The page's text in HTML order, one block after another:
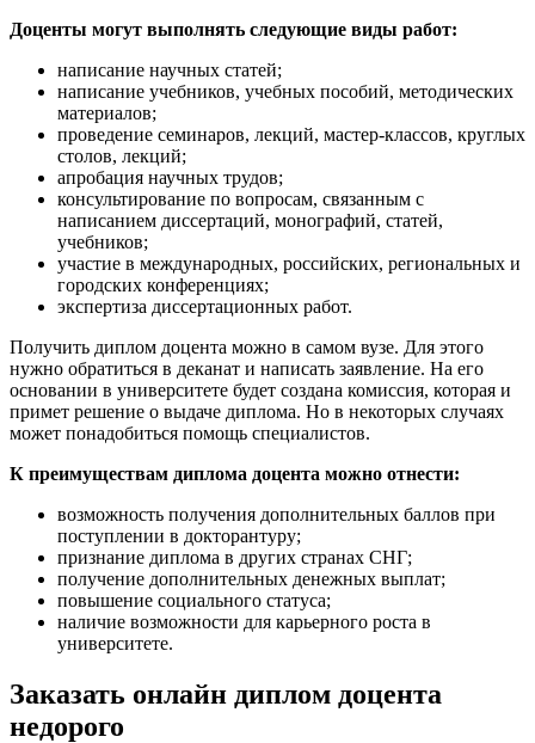
Доценты могут выполнять следующие виды работ:
написание научных статей;
написание учебников, учебных пособий, методических
материалов;
проведение семинаров, лекций, мастер-классов, круглых
столов, лекций;
апробация научных трудов;
консультирование по вопросам, связанным с
написанием диссертаций, монографий, статей,
учебников;
участие в международных, российских, региональных и
городских конференциях;
экспертиза диссертационных работ.
Получить диплом доцента можно в самом вузе. Для этого
нужно обратиться в деканат и написать заявление. На его
основании в университете будет создана комиссия, которая и
примет решение о выдаче диплома. Но в некоторых случаях
может понадобиться помощь специалистов.
К преимуществам диплома доцента можно отнести:
возможность получения дополнительных баллов при
поступлении в докторантуру;
признание диплома в других странах СНГ;
получение дополнительных денежных выплат;
повышение социального статуса;
наличие возможности для карьерного роста в
университете.
Заказать онлайн диплом доцента
недорого